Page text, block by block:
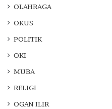
OLAHRAGA
OKUS
POLITIK
OKI
MUBA
RELIGI
OGAN ILIR